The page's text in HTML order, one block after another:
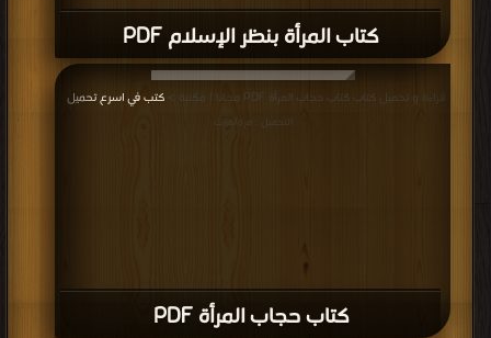
كتاب المرأة بنظر الإسلام PDF
كتاب حجاب المرأة PDF
قراءة و تحميل كتاب كتاب حجاب المرأة PDF مجانا | مكتبة > كتب في اسرع تحميل
التحميل : مرة/مرات